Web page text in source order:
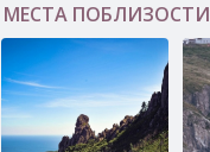
МЕСТА ПОБЛИЗОСТИ